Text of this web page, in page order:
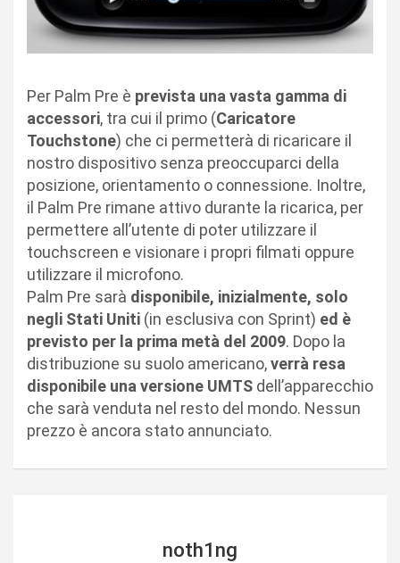
Per Palm Pre è prevista una vasta gamma di
accessori, tra cui il primo (Caricatore
Touchstone) che ci permetterà di ricaricare il
nostro dispositivo senza preoccuparci della
posizione, orientamento o connessione. Inoltre,
il Palm Pre rimane attivo durante la ricarica, per
permettere all’utente di poter utilizzare il
touchscreen e visionare i propri filmati oppure
utilizzare il microfono.
Palm Pre sarà disponibile, inizialmente, solo
negli Stati Uniti (in esclusiva con Sprint) ed è
previsto per la prima metà del 2009. Dopo la
distribuzione su suolo americano,verrà resa
disponibile una versione UMTS dell’apparecchio
che sarà venduta nel resto del mondo. Nessun
prezzo è ancora stato annunciato.
noth1ng